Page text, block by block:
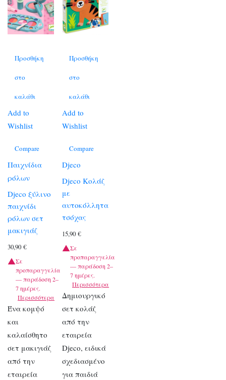
Προσθήκη
στο
καλάθι
Add to
Wishlist
Compare
Παιχνίδια
ρόλων
Djeco ξύλινο
παιχνίδι
ρόλων σετ
μακιγιάζ
30,90 €
Σε
προπαραγγελία
— παράδοση 2–
7 ημέρες.
Περισσότερα
Ένα κομψό
και
καλαίσθητο
σετ μακιγιάζ
από την
εταιρεία
Προσθήκη
στο
καλάθι
Add to
Wishlist
Compare
Djeco
Djeco Κολάζ
με
αυτοκόλλητα
τσόχας
15,90€
Σε
προπαραγγελία
— παράδοση 2–
7 ημέρες.
Περισσότερα
Δημιουργικό
σετ κολάζ
από την
εταιρεία
Djeco, ειδικά
σχεδιασμένο
για παιδιά